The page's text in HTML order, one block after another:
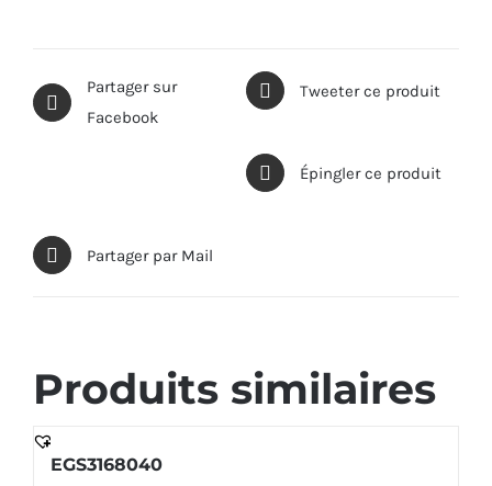
Partager sur
Facebook
Tweeter ce produit
Épingler ce produit
Partager par Mail
Produits similaires
EGS3168040